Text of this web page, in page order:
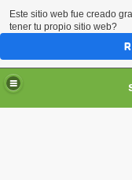
Este sitio web fue creado
tener tu propio sitio web?